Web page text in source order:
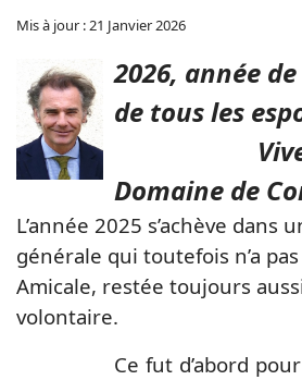
Mis à jour : 21 Janvier 2026
2026, année
de tous les
Vive le
Domaine de
L’année 2025 s’achève dans
générale qui toutefois n’a
Amicale, restée toujours
volontaire.
Ce fut d’abord